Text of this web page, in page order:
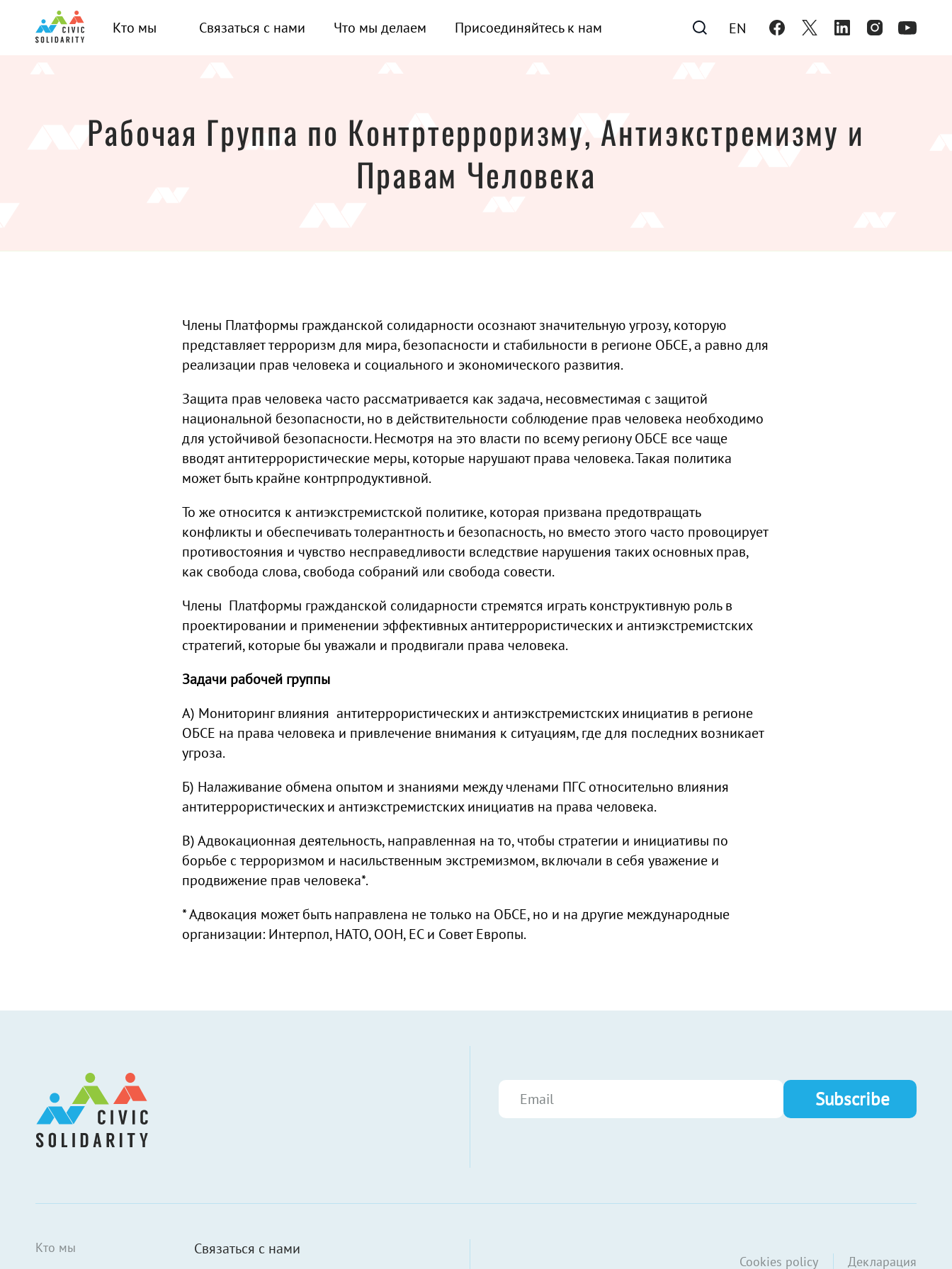
Кто мы Связаться с нами Что мы делаем Присоединяйтесь к нам EN
Рабочая Группа по Контртерроризму, Антиэкстремизму и
Правам Человека
Члены Платформы гражданской солидарности осознают значительную угрозу, которую
представляет терроризм для мира, безопасности и стабильности в регионе ОБСЕ, а равно для
реализации прав человека и социального и экономического развития.
Защита прав человека часто рассматривается как задача, несовместимая с защитой
национальной безопасности, но в действительности соблюдение прав человека необходимо
для устойчивой безопасности. Несмотря на это власти по всему региону ОБСЕ все чаще
вводят антитеррористические меры, которые нарушают права человека. Такая политика
может быть крайне контрпродуктивной.
То же относится к антиэкстремистской политике, которая призвана предотвращать
конфликты и обеспечивать толерантность и безопасность, но вместо этого часто провоцирует
противостояния и чувство несправедливости вследствие нарушения таких основных прав,
как свобода слова, свобода собраний или свобода совести.
Члены Платформы гражданской солидарности стремятся играть конструктивную роль в
проектировании и применении эффективных антитеррористических и антиэкстремистских
стратегий, которые бы уважали и продвигали права человека.
Задачи рабочей группы
А) Мониторинг влияния антитеррористических и антиэкстремистских инициатив в регионе
ОБСЕ на права человека и привлечение внимания к ситуациям, где для последних возникает
угроза.
Б) Налаживание обмена опытом и знаниями между членами ПГС относительно влияния
антитеррористических и антиэкстремистских инициатив на права человека.
В) Адвокационная деятельность, направленная на то, чтобы стратегии и инициативы по
борьбе с терроризмом и насильственным экстремизмом, включали в себя уважение и
продвижение прав человека*.
* Адвокация может быть направлена не только на ОБСЕ, но и на другие международные
организации: Интерпол, НАТО, ООН, ЕС и Совет Европы.
Кто мы
Связаться с нами
Cookies policy Декларация